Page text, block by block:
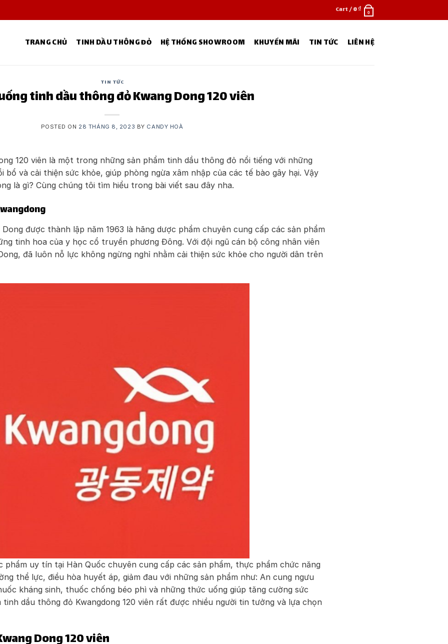
Cart /0₫ 0
TRANG CHỦ TINH DẦU THÔNG ĐỎ HỆ THỐNG SHOWROOM KHUYẾN MÃI TIN TỨC LIÊN HỆ
TIN TỨC
tinh dầu thông đỏ Kwang Dong 120 viên
POSTED ON 28 THÁNG 8, 2023 BY CANDY HOÀ
120 viên là một trong những sản phẩm tinh dầu thông đỏ nổi tiếng với những
bổ và cải thiện sức khỏe, giúp phòng ngừa xâm nhập của các tế bào gây hại. Vậy
là gì? Cùng chúng tôi tìm hiểu trong bài viết sau đây nha.
được thành lập năm 1963 là hãng dược phẩm chuyên cung cấp các sản phẩm
tinh hoa của y học cổ truyền phương Đông. Với đội ngũ cán bộ công nhân viên
đã luôn nỗ lực không ngừng nghỉ nhằm cải thiện sức khỏe cho người dân trên
uy tín tại Hàn Quốc chuyên cung cấp các sản phẩm, thực phẩm chức năng
thể lực, điều hòa huyết áp, giảm đau với những sản phẩm như: An cung ngưu
kháng sinh, thuốc chống béo phì và những thức uống giúp tăng cường sức
dầu thông đỏ Kwangdong 120 viên rất được nhiều người tin tưởng và lựa chọn
Dong 120 viên